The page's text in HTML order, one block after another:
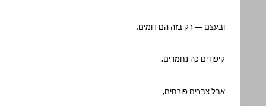
ובעצם — רק בזה הם דומים.
קיפודים כה נחמדים,
אבל צברים פורחים,